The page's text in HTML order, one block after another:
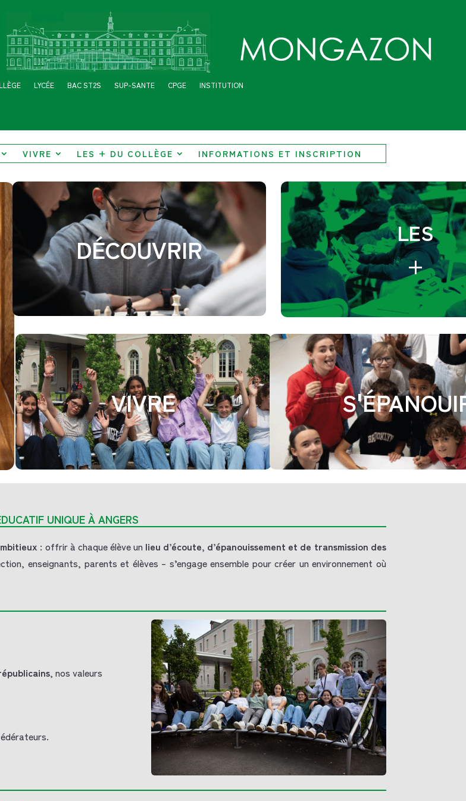
LYCÉE BAC ST2S SUP-SANTE CPGE INSTITUTION
VIVRE LES + DU COLLÈGE INFORMATIONS ET INSCRIPTION
DÉCOUVRIR
LES
+
VIVRE
UNIQUE À ANGERS
: offrir à chaque élève un lieu d’écoute, d’épanouissement et de transmission des
enseignants, parents et élèves – s’engage ensemble pour créer un environnement où
, nos valeurs